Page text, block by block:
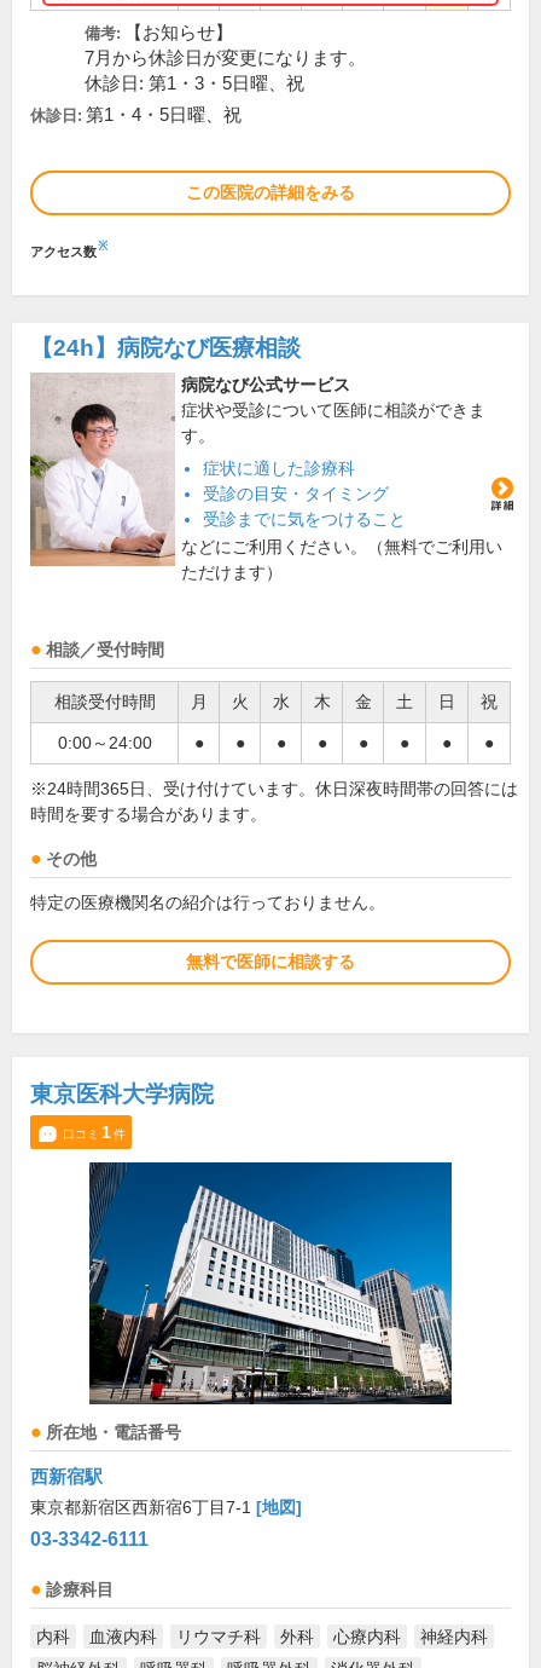
備考:
【お知らせ】
7月から休診日が変更になります。
休診日: 第1・3・5日曜、祝
休診日: 第1・4・5日曜、祝
この医院の詳細をみる
アクセス数※
【24h】 病院なび医療相談
病院なび公式サービス
症状や受診について医師に相談ができま
す。
症状に適した診療科
受診の目安・タイミング
受診までに気をつけること
などにご利用ください。（無料でご利用い
ただけます）
相談／受付時間
相談受付時間 月 火 水 木 金 土 日 祝
0:00～24:00 ● ● ● ● ● ● ● ●
※24時間365日、受け付けています。休日深夜時間帯の回答には
時間を要する場合があります。
その他
特定の医療機関名の紹介は行っておりません。
無料で医師に相談する
東京医科大学病院
口コミ 1件
所在地・電話番号
西新宿駅
東京都新宿区西新宿6丁目7-1 [地図]
03-3342-6111
診療科目
内科 血液内科 リウマチ科 外科 心療内科
神経内科